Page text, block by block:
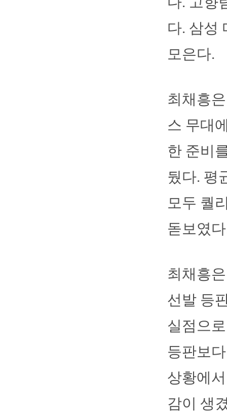
다. 삼성
모은다.
최채흥
스 무대
한 준비
뒀다. 평
모두 퀄
돋보였
최채흥
선발 등
실점으
등판보
상황에
감이 생